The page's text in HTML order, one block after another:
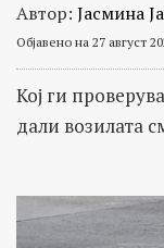
Автор: Јасмина
Објавено на 27 август
Кој ги
дали возилата